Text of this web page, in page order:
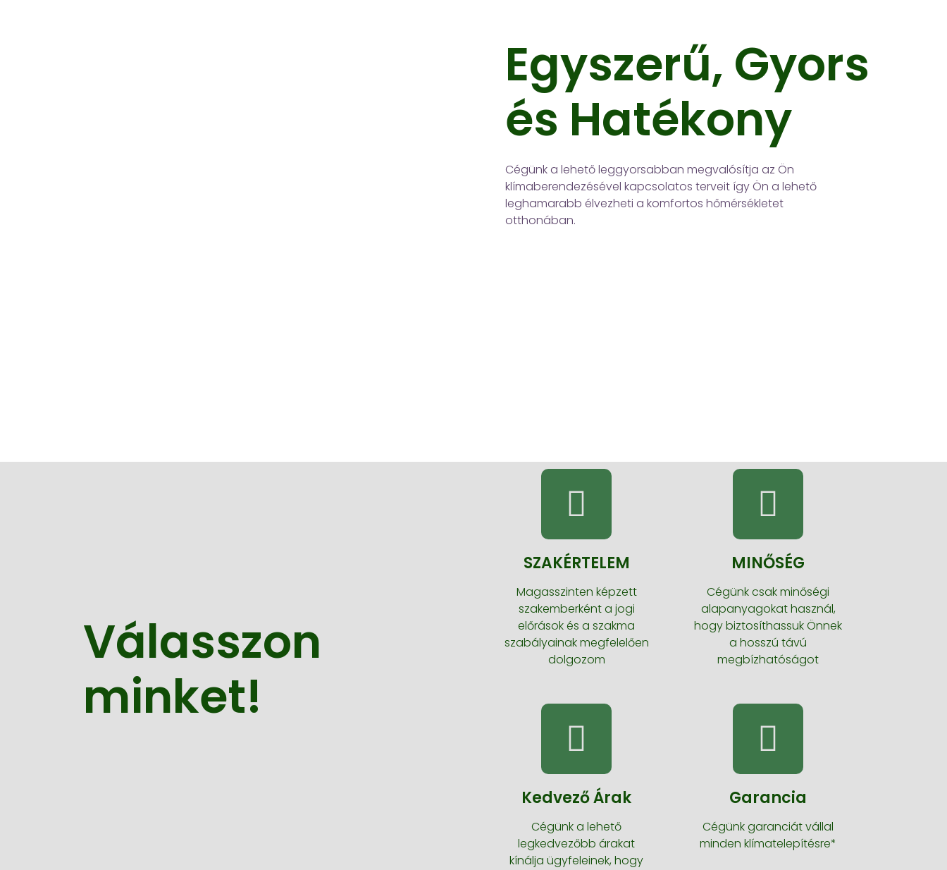
Egyszerű, Gyors
és Hatékony
Cégünk a lehető leggyorsabban megvalósítja az Ön
klímaberendezésével kapcsolatos terveit így Ön a lehető
leghamarabb élvezheti a komfortos hőmérsékletet
otthonában.
Válasszon
minket!
SZAKÉRTELEM
Magasszinten képzett
szakemberként a jogi
előrások és a szakma
szabályainak megfelelően
dolgozom
MINŐSÉG
Cégünk csak minőségi
alapanyagokat használ,
hogy biztosíthassuk Önnek
a hosszú távú
megbízhatóságot
Kedvező Árak
Cégünk a lehető
legkedvezőbb árakat
kínálja ügyfeleinek, hogy
Garancia
Cégünk garanciát vállal
minden klímatelepítésre*